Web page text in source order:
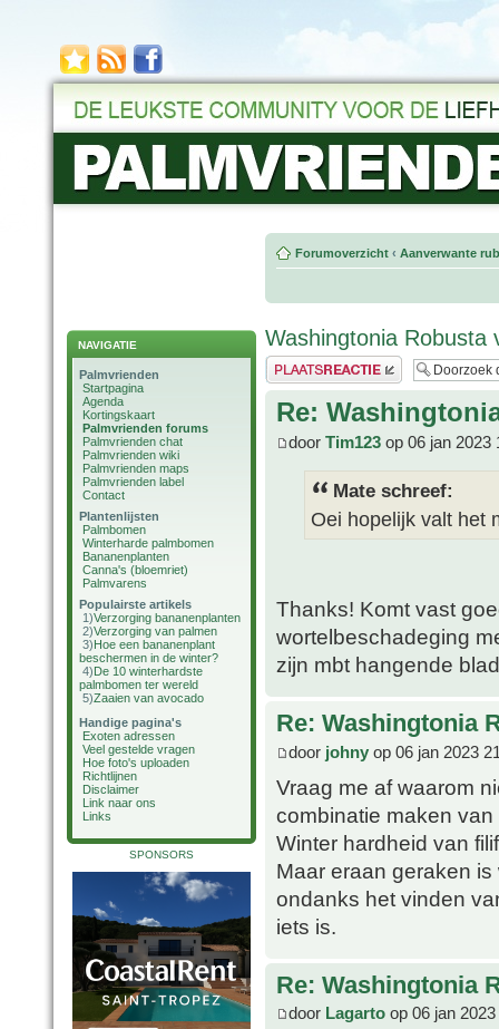
NAVIGATIE
Palmvrienden
Startpagina
Agenda
Kortingskaart
Palmvrienden forums
Palmvrienden chat
Palmvrienden wiki
Palmvrienden maps
Palmvrienden label
Contact
Plantenlijsten
Palmbomen
Winterharde palmbomen
Bananenplanten
Canna's (bloemriet)
Palmvarens
Populairste artikels
1)Verzorging bananenplanten
2)Verzorging van palmen
3)Hoe een bananenplant
beschermen in de winter?
4)De 10 winterhardste
palmbomen ter wereld
5)Zaaien van avocado
Handige pagina's
Exoten adressen
Veel gestelde vragen
Hoe foto's uploaden
Richtlijnen
Disclaimer
Link naar ons
Links
SPONSORS
Forumoverzicht ‹ Aanverwante
Washingtonia Robusta
Plaats een reactie
Re:
door Tim123 op 06 jan 2023
Mate schreef:
Oei hopelijk valt het
Thanks! Komt vast
wortelbeschadeging
zijn mbt hangende
Re: Washingtonia
door johny op 06 jan 2023
Vraag me af waarom
combinatie maken
Winter hardheid van
Maar eraan geraken
ondanks het vinden
iets is.
Re: Washingtonia
door Lagarto op 06 jan